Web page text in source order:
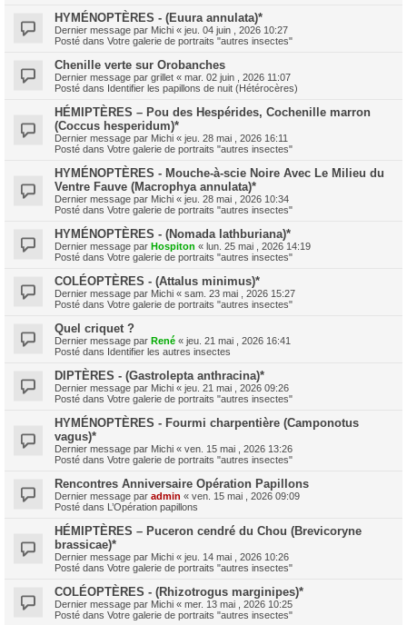
HYMÉNOPTÈRES - (Euura annulata)*
Dernier message par Michi « jeu. 04 juin , 2026 10:27
Posté dans Votre galerie de portraits "autres insectes"
Chenille verte sur Orobanches
Dernier message par grillet « mar. 02 juin , 2026 11:07
Posté dans Identifier les papillons de nuit (Hétérocères)
HÉMIPTÈRES – Pou des Hespérides, Cochenille marron
(Coccus hesperidum)*
Dernier message par Michi « jeu. 28 mai , 2026 16:11
Posté dans Votre galerie de portraits "autres insectes"
HYMÉNOPTÈRES - Mouche-à-scie Noire Avec Le Milieu du
Ventre Fauve (Macrophya annulata)*
Dernier message par Michi « jeu. 28 mai , 2026 10:34
Posté dans Votre galerie de portraits "autres insectes"
HYMÉNOPTÈRES - (Nomada lathburiana)*
Dernier message par Hospiton « lun. 25 mai , 2026 14:19
Posté dans Votre galerie de portraits "autres insectes"
COLÉOPTÈRES - (Attalus minimus)*
Dernier message par Michi « sam. 23 mai , 2026 15:27
Posté dans Votre galerie de portraits "autres insectes"
Quel criquet ?
Dernier message par René « jeu. 21 mai , 2026 16:41
Posté dans Identifier les autres insectes
DIPTÈRES - (Gastrolepta anthracina)*
Dernier message par Michi « jeu. 21 mai , 2026 09:26
Posté dans Votre galerie de portraits "autres insectes"
HYMÉNOPTÈRES - Fourmi charpentière (Camponotus
vagus)*
Dernier message par Michi « ven. 15 mai , 2026 13:26
Posté dans Votre galerie de portraits "autres insectes"
Rencontres Anniversaire Opération Papillons
Dernier message par admin « ven. 15 mai , 2026 09:09
Posté dans L’Opération papillons
HÉMIPTÈRES – Puceron cendré du Chou (Brevicoryne
brassicae)*
Dernier message par Michi « jeu. 14 mai , 2026 10:26
Posté dans Votre galerie de portraits "autres insectes"
COLÉOPTÈRES - (Rhizotrogus marginipes)*
Dernier message par Michi « mer. 13 mai , 2026 10:25
Posté dans Votre galerie de portraits "autres insectes"